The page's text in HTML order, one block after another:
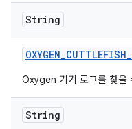
String
OXYGEN_CUTTLEFISH_
Oxygen 기기 로그를 찾을
String